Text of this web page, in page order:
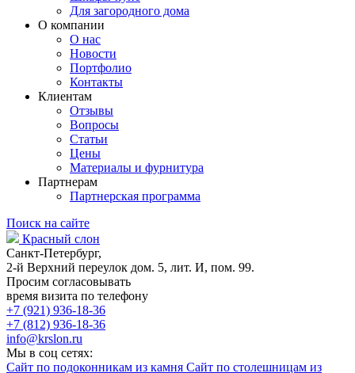
Для загородного дома
О компании
О нас
Новости
Портфолио
Контакты
Клиентам
Отзывы
Вопросы
Статьи
Цены
Материалы и фурнитура
Партнерам
Партнерская программа
Поиск на сайте
Красный слон
Санкт-Петербург,
2-й Верхний переулок дом. 5, лит. И, пом. 99.
Просим согласовывать
время визита по телефону
+7 (921) 936-18-36
+7 (812) 936-18-36
info@krslon.ru
Мы в соц сетях:
Сайт по подоконникам из камня Сайт по столешницам из